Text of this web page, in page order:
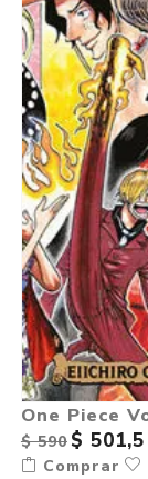
One Piece
$ 590 $ 501,5
Comprar